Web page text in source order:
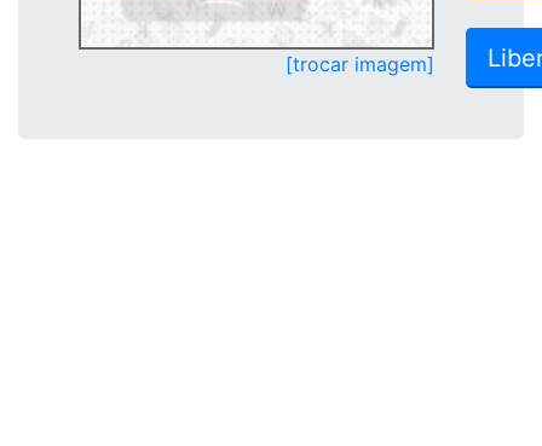
[trocar imagem]